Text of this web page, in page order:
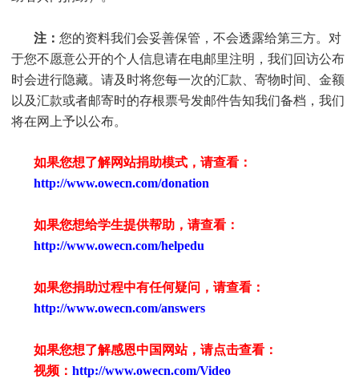
注： 您的资料我们会妥善保管，不会透露给第三方。对
于您不愿意公开的个人信息请在电邮里注明，我们回访公布
时会进行隐藏。请及时将您每一次的汇款、寄物时间、金额
以及汇款或者邮寄时的存根票号发邮件告知我们备档，我们
将在网上予以公布。
如果您想了解网站捐助模式，请查看：
http://www.owecn.com/donation
如果您想给学生提供帮助，请查看：
http://www.owecn.com/helpedu
如果您捐助过程中有任何疑问，请查看：
http://www.owecn.com/answers
如果您想了解感恩中国网站，请点击查看：
视频： http://www.owecn.com/Video